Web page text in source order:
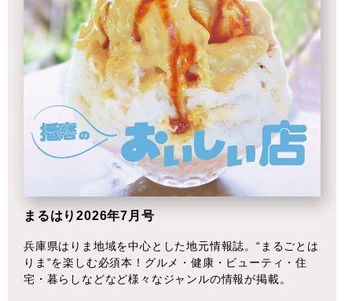
まるはり2026年7月号
兵庫県はりま地域を中心とした地元情報誌。“まるごとは
りま”を楽しむ必須本！グルメ・健康・ビューティ・住
宅・暮らしなどなど様々なジャンルの情報が掲載。